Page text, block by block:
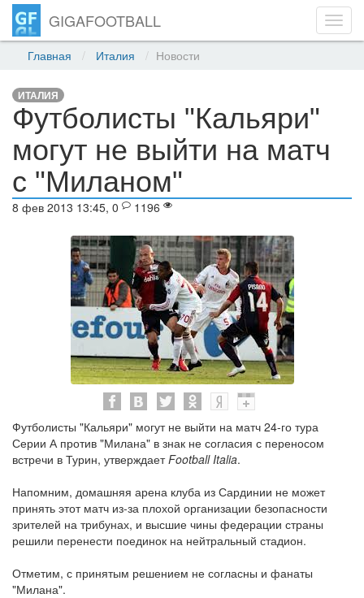
GIGAFOOTBALL
Главная Италия Новости
ИТАЛИЯ
Футболисты "Кальяри"
могут не выйти на матч
с "Миланом"
8 фев 2013 13:45, 0 1196
Футболисты "Кальяри" могут не выйти на матч 24-го тура
Серии А против "Милана" в знак не согласия с переносом
встречи в Турин, утверждаетFootball Italia.
Напомним, домашняя арена клуба из Сардинии не может
принять этот матч из-за плохой организации безопасности
зрителей на трибунах, и высшие чины федерации страны
решили перенести поединок на нейтральный стадион.
Отметим, с принятым решением не согласны и фанаты
"Милана".